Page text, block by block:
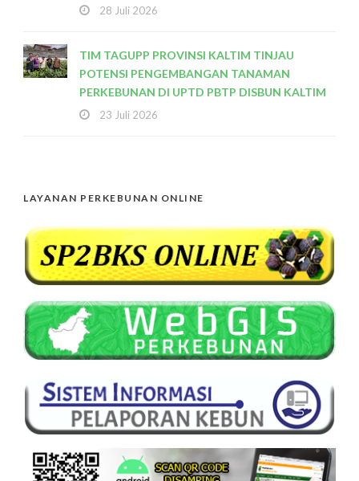
28 Juli 2026
TIM TAGUPP PROVINSI KALTIM TINJAU
POTENSI PENGEMBANGAN TANAMAN
PERKEBUNAN DI UPTD PBTP DISBUN KALTIM
23 Juli 2026
LAYANAN PERKEBUNAN ONLINE